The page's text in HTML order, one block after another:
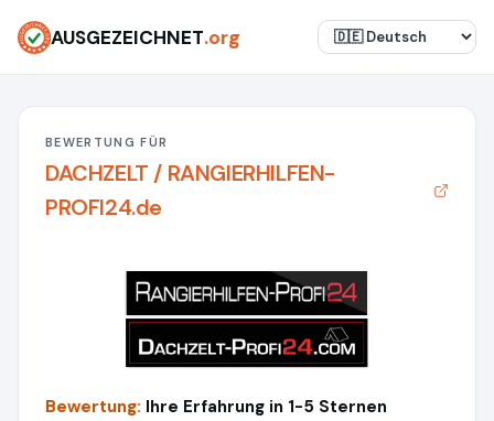
AUSGEZEICHNET.org
BEWERTUNG FÜR
DACHZELT / RANGIERHILFEN-
PROFI24.de
Bewertung: Ihre Erfahrung in 1-5 Sternen